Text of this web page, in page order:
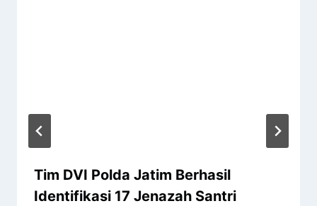
Tim DVI Polda Jatim Berhasil
Identifikasi 17 Jenazah Santri